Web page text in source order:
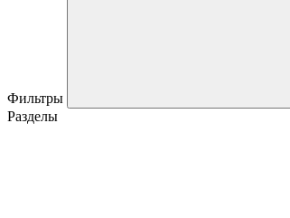
Фильтры
Разделы